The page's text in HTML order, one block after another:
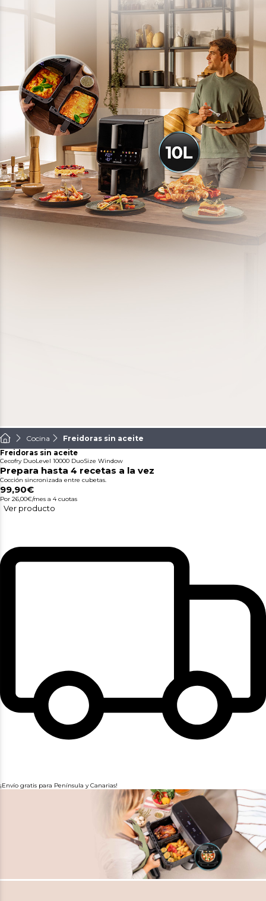
Cocina Freidoras sin aceite
Freidoras sin aceite
Cecofry DuoLevel 10000 DuoSize Window
Prepara hasta 4 recetas a la vez
Cocción sincronizada entre cubetas.
99,90€
Por 26,00€/mes a 4 cuotas
Ver producto
¡Envío gratis para Península y Canarias!